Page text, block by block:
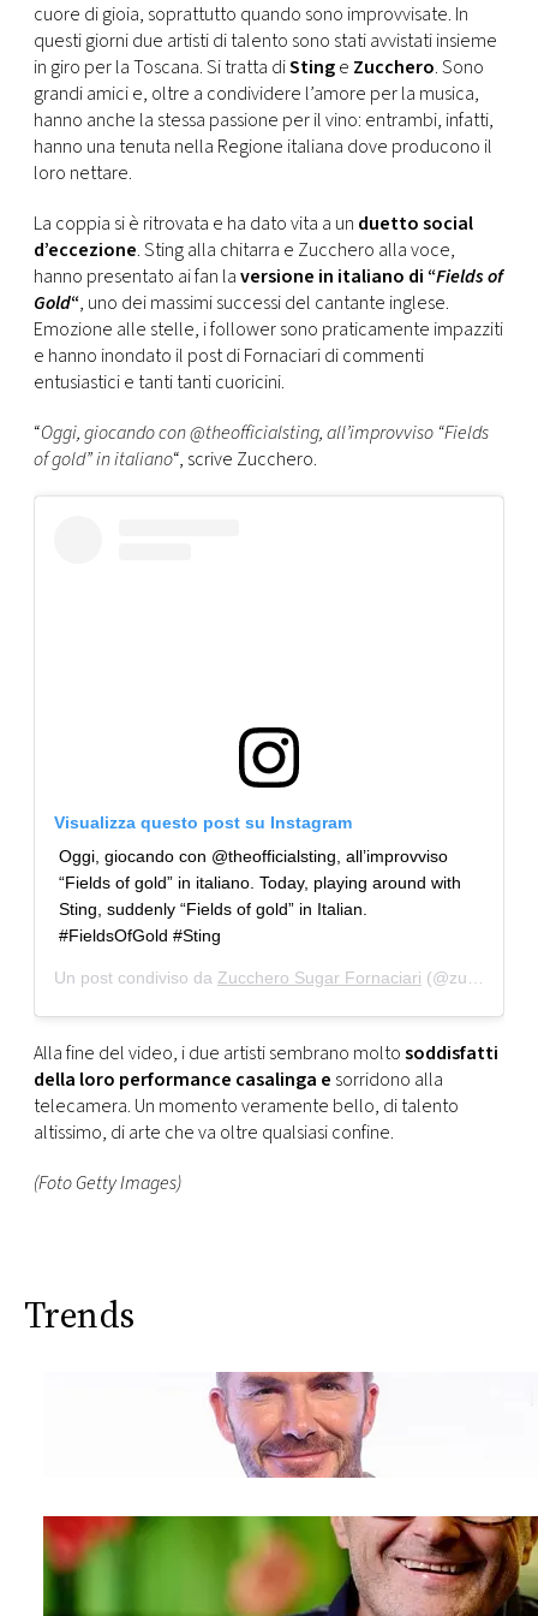
CONSIGLIA
cuore di gioia, soprattutto quando sono improvvisate. In
questi giorni due artisti di talento sono stati avvistati insieme
in giro per la Toscana. Si tratta diStinge Zucchero. Sono
grandi amici e, oltre a condividere l’amore per la musica,
hanno anche la stessa passione per il vino: entrambi, infatti,
hanno una tenuta nella Regione italiana dove producono il
loro nettare.
La coppia si è ritrovata e ha dato vita a un duetto social
d’eccezione. Sting alla chitarra e Zucchero alla voce,
hanno presentato ai fan laversione in italiano di “Fields of
Gold“, uno dei massimi successi del cantante inglese.
Emozione alle stelle, i follower sono praticamente impazziti
e hanno inondato il post di Fornaciari di commenti
entusiastici e tanti tanti cuoricini.
“Oggi, giocando con @theofficialsting, all’improvviso “Fields
of gold” in italiano“, scrive Zucchero.
Visualizza questo post su Instagram
Oggi, giocando con @theofficialsting, all’improvviso
“Fields of gold” in italiano. Today, playing around with
Sting, suddenly “Fields of gold” in Italian.
#FieldsOfGold #Sting
Un post condiviso da Zucchero Sugar Fornaciari (@zuccherosugar) in data:
Alla fine del video, i due artisti sembrano moltosoddisfatti
della loro performance casalinga e sorridono alla
telecamera. Un momento veramente bello, di talento
altissimo, di arte che va oltre qualsiasi confine.
(Foto Getty Images)
Trends